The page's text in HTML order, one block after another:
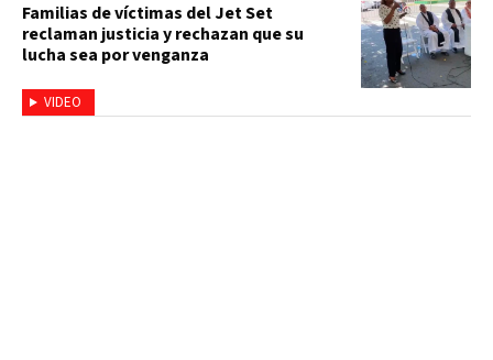
VIDEO
Familias de víctimas del Jet Set
reclaman justicia y rechazan que su
lucha sea por venganza